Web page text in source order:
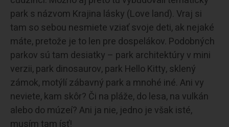
park s názvom Krajina lásky (Love land). Vraj si
tam so sebou nesmiete vziať svoje deti, ak nejaké
máte, pretože je to len pre dospelákov. Podobných
parkov sú tam desiatky – park architektúry v mini
verzii, park dinosaurov, park Hello Kitty, sklený
zámok, motýlí zábavný park a mnohé iné. Ani vy
neviete, kam skôr? Či na pláže, do lesa, na vulkán
alebo do múzeí? Ani ja nie, jedno je však isté,